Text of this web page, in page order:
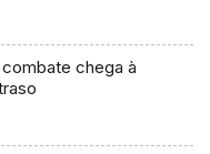
chega à